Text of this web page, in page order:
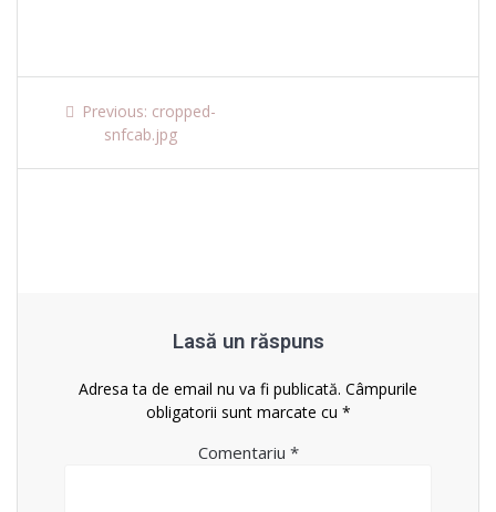
Navigare
Previous: Previous
post:
cropped-
snfcab.jpg
Lasă un răspuns
Adresa ta de email nu va fi publicată. Câmpurile
obligatorii sunt marcate cu *
Comentariu *